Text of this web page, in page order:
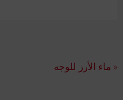
المقالات
« ماء الأرز للوجه